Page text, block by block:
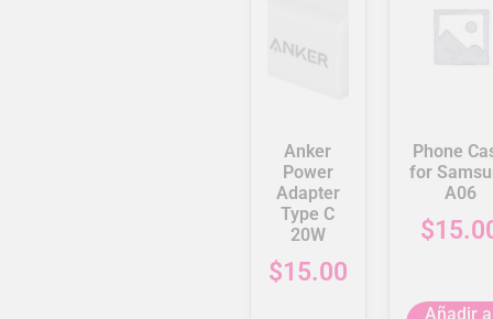
Anker
Power
Adapter
Type C
20W
$15.00
Phone
for
A06
$
Añadir